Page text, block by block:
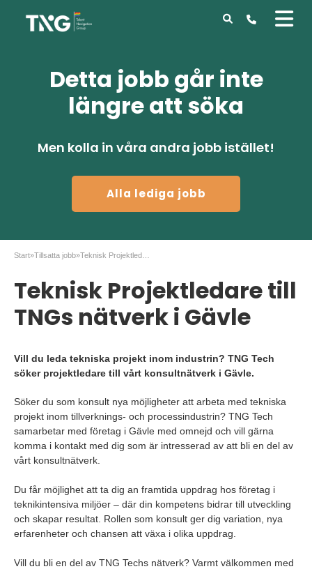
Detta jobb går inte
längre att söka
Men kolla in våra andra jobb istället!
Alla lediga jobb
Start»Tillsatta jobb»
Teknisk Projektledare till
TNGs nätverk i Gävle
Vill du leda tekniska projekt inom industrin? TNG Tech
söker projektledare till vårt konsultnätverk i Gävle.
Söker du som konsult nya möjligheter att arbeta med tekniska
projekt inom tillverknings- och processindustrin? TNG Tech
samarbetar med företag i Gävle med omnejd och vill gärna
komma i kontakt med dig som är intresserad av att bli en del av
vårt konsultnätverk.
Du får möjlighet att ta dig an framtida uppdrag hos företag i
teknikintensiva miljöer – där din kompetens bidrar till utveckling
och skapar resultat. Rollen som konsult ger dig variation, nya
erfarenheter och chansen att växa i olika uppdrag.
Vill du bli en del av TNG Techs nätverk? Varmt välkommen med